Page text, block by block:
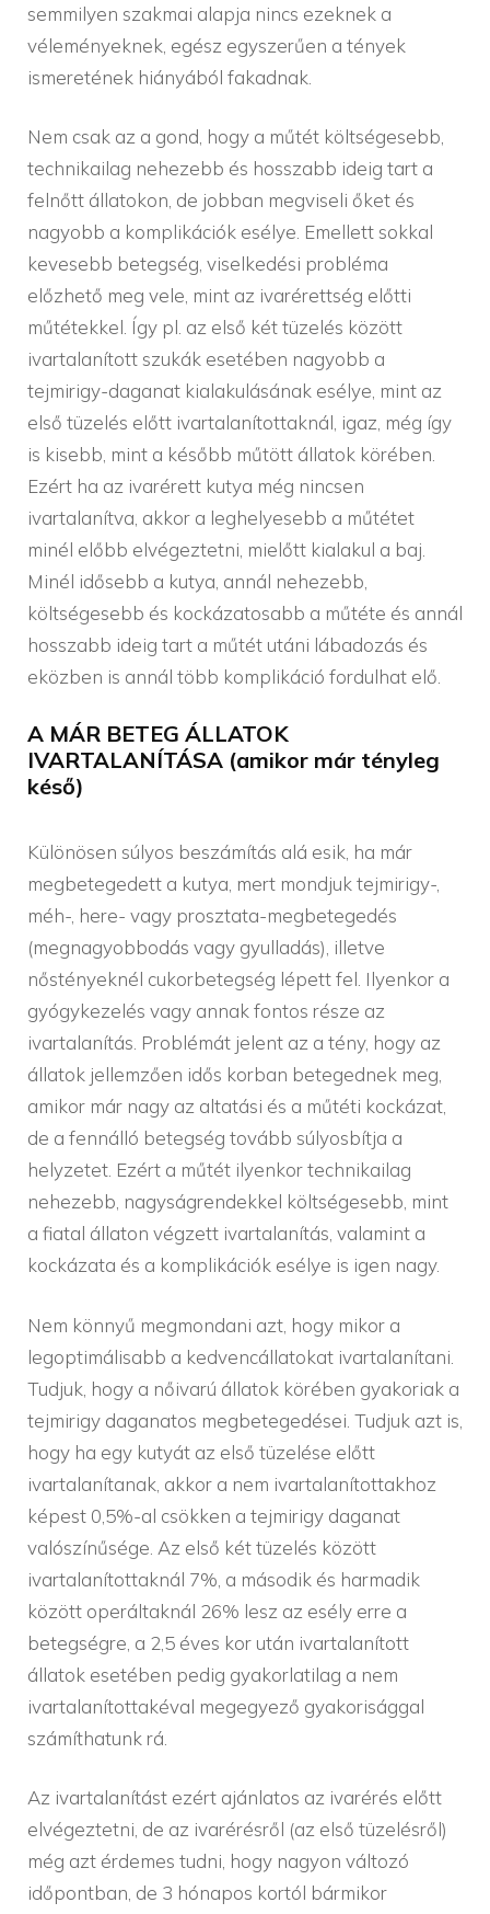
semmilyen szakmai alapja nincs ezeknek a
véleményeknek, egész egyszerűen a tények
ismeretének hiányából fakadnak.
Nem csak az a gond, hogy a műtét költségesebb,
technikailag nehezebb és hosszabb ideig tart a
felnőtt állatokon, de jobban megviseli őket és
nagyobb a komplikációk esélye. Emellett sokkal
kevesebb betegség, viselkedési probléma
előzhető meg vele, mint az ivarérettség előtti
műtétekkel. Így pl. az első két tüzelés között
ivartalanított szukák esetében nagyobb a
tejmirigy-daganat kialakulásának esélye, mint az
első tüzelés előtt ivartalanítottaknál, igaz, még így
is kisebb, mint a később műtött állatok körében.
Ezért ha az ivarérett kutya még nincsen
ivartalanítva, akkor a leghelyesebb a műtétet
minél előbb elvégeztetni, mielőtt kialakul a baj.
Minél idősebb a kutya, annál nehezebb,
költségesebb és kockázatosabb a műtéte és annál
hosszabb ideig tart a műtét utáni lábadozás és
eközben is annál több komplikáció fordulhat elő.
A MÁR BETEG ÁLLATOK
IVARTALANÍTÁSA (amikor már tényleg
késő)
Különösen súlyos beszámítás alá esik, ha már
megbetegedett a kutya, mert mondjuk tejmirigy-,
méh-, here- vagy prosztata-megbetegedés
(megnagyobbodás vagy gyulladás), illetve
nőstényeknél cukorbetegség lépett fel. Ilyenkor a
gyógykezelés vagy annak fontos része az
ivartalanítás. Problémát jelent az a tény, hogy az
állatok jellemzően idős korban betegednek meg,
amikor már nagy az altatási és a műtéti kockázat,
de a fennálló betegség tovább súlyosbítja a
helyzetet. Ezért a műtét ilyenkor technikailag
nehezebb, nagyságrendekkel költségesebb, mint
a fiatal állaton végzett ivartalanítás, valamint a
kockázata és a komplikációk esélye is igen nagy.
Nem könnyű megmondani azt, hogy mikor a
legoptimálisabb a kedvencállatokat ivartalanítani.
Tudjuk, hogy a nőivarú állatok körében gyakoriak a
tejmirigy daganatos megbetegedései. Tudjuk azt is,
hogy ha egy kutyát az első tüzelése előtt
ivartalanítanak, akkor a nem ivartalanítottakhoz
képest 0,5%-al csökken a tejmirigy daganat
valószínűsége. Az első két tüzelés között
ivartalanítottaknál 7%, a második és harmadik
között operáltaknál 26% lesz az esély erre a
betegségre, a 2,5 éves kor után ivartalanított
állatok esetében pedig gyakorlatilag a nem
ivartalanítottakéval megegyező gyakorisággal
számíthatunk rá.
Az ivartalanítást ezért ajánlatos az ivarérés előtt
elvégeztetni, de az ivarérésről (az első tüzelésről)
még azt érdemes tudni, hogy nagyon változó
időpontban, de 3 hónapos kortól bármikor